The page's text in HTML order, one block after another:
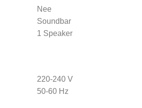
Nee
Soundbar
1 Speaker
220-240 V
50-60 Hz